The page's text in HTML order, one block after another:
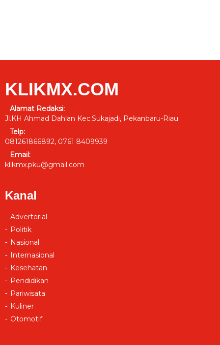
KLIKMX.COM
Alamat Redaksi:
Jl.KH Ahmad Dahlan Kec.Sukajadi, Pekanbaru-Riau
Telp:
081261866892, 0761 8409939
Email:
klikmx.pku@gmail.com
Kanal
Advertorial
Politik
Nasional
Internasional
Kesehatan
Pendidikan
Pariwisata
Kuliner
Otomotif